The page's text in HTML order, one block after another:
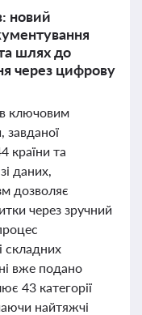
новий
шлях до
через цифрову
ключовим
завданої
країни та
даних,
дозволяє
через зручний
складних
вже подано
43 категорії
найтяжчі